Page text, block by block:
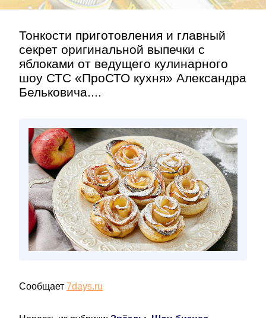
Тонкости приготовления и главный
секрет оригинальной выпечки с
яблоками от ведущего кулинарного
шоу СТС «ПроСТО кухня» Александра
Бельковича....
Сообщает 7days.ru
Контакт»